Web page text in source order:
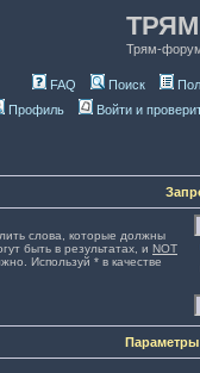
Трям-
FAQ Поиск
Профиль
Войти и
слова, которые должны
быть в результатах, и NOT
Используй * в качестве
Параметры